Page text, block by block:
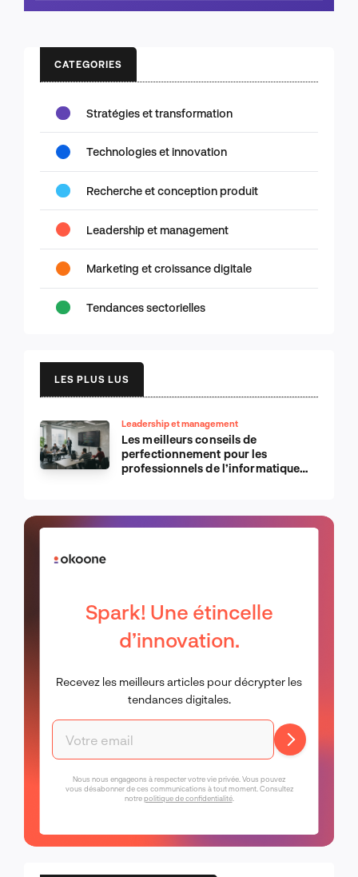
CATEGORIES
Stratégies et transformation
Technologies et innovation
Recherche et conception produit
Leadership et management
Marketing et croissance digitale
Tendances sectorielles
LES PLUS LUS
Leadership et management
Les meilleurs conseils de
perfectionnement pour les
professionnels de l’informatique
Spark! Une étincelle
d’innovation.
Recevez les meilleurs articles pour décrypter les
tendances digitales.
Nous nous engageons à respecter votre vie privée. Vous pouvez
vous désabonner de ces communications à tout moment. Consultez
notrepolitique de confidentialité.